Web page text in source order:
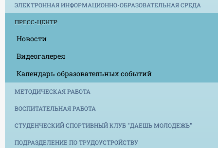
ЭЛЕКТРОННАЯ ИНФОРМАЦИОННО-ОБРАЗОВАТЕЛЬНАЯ СРЕДА
ПРЕСС-ЦЕНТР
Новости
Видеогалерея
Календарь образовательных событий
МЕТОДИЧЕСКАЯ РАБОТА
ВОСПИТАТЕЛЬНАЯ РАБОТА
СТУДЕНЧЕСКИЙ СПОРТИВНЫЙ КЛУБ "ДАЕШЬ МОЛОДЕЖЬ"
ПОДРАЗДЕЛЕНИЕ ПО ТРУДОУСТРОЙСТВУ